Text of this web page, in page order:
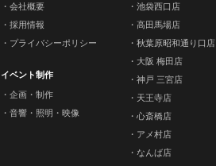
会社概要
採用情報
プライバシーポリシー
イベント制作
企画・制作
音響・照明・映像
池袋西口店
高田馬場店
秋葉原昭和通り口店
大阪 梅田店
神戸 三宮店
天王寺店
心斎橋店
アメ村店
なんば店